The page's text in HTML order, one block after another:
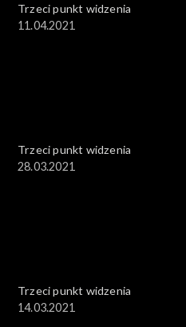
Trzeci punkt widzenia
11.04.2021
Trzeci punkt widzenia
28.03.2021
Trzeci punkt widzenia
14.03.2021